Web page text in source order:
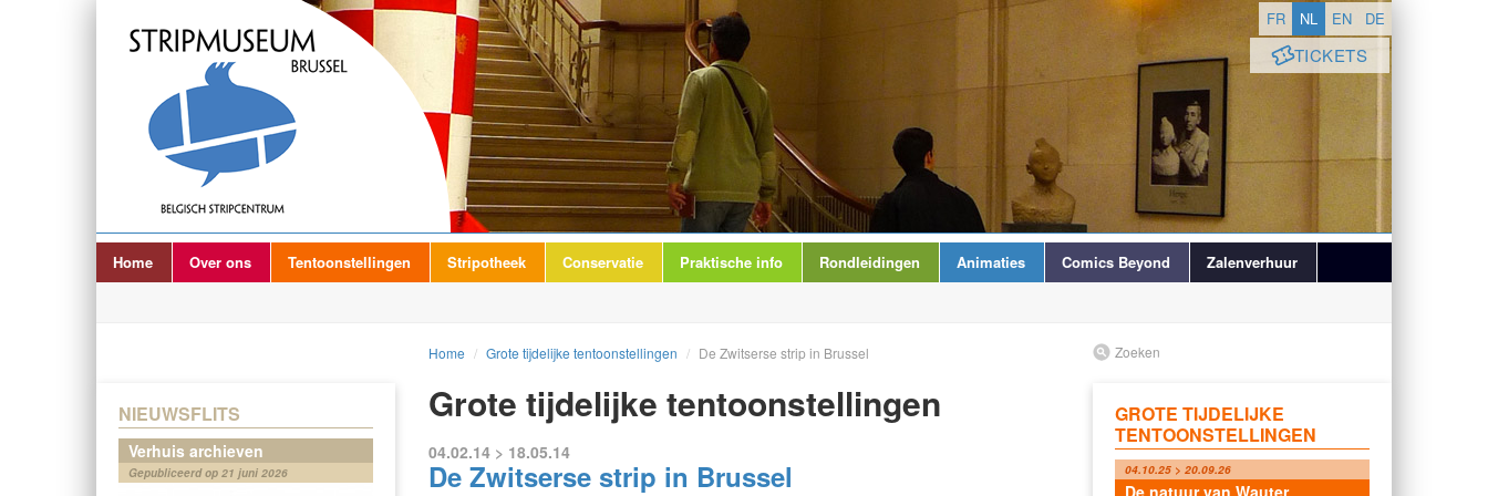
TICKETS
FR NL EN DE
Home Over ons Tentoonstellingen Stripotheek Conservatie Praktische info Rondleidingen Animaties Comics Beyond Zalenverhuur
NIEUWSFLITS
Verhuis archieven
Gepubliceerd op 21 juni 2026
Home / Grote tijdelijke tentoonstellingen / De Zwitserse strip in Brussel
Grote tijdelijke tentoonstellingen
04.02.14 > 18.05.14
De Zwitserse strip in Brussel
Zoeken
GROTE TIJDELIJKE
TENTOONSTELLINGEN
04.10.25 > 20.09.26
De natuur van Wauter